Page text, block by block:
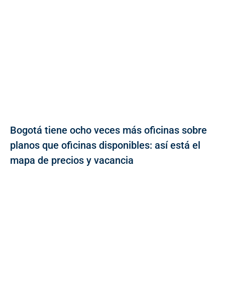
Bogotá tiene ocho veces más oficinas sobre
planos que oficinas disponibles: así está el
mapa de precios y vacancia